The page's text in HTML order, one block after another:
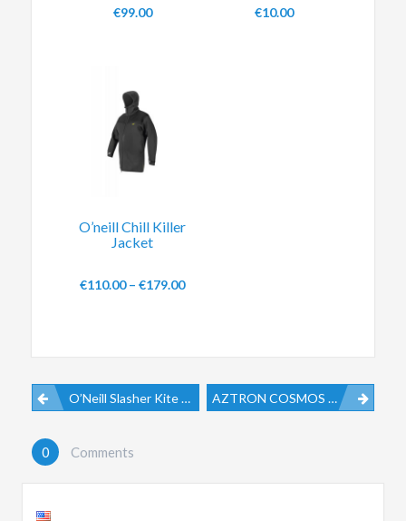
€99.00 €10.00
O’neill Chill Killer
Jacket
€110.00– €179.00
O’Neill Slasher Kite Vest AZTRON COSMOS BALANCE BOARD
0 Comments